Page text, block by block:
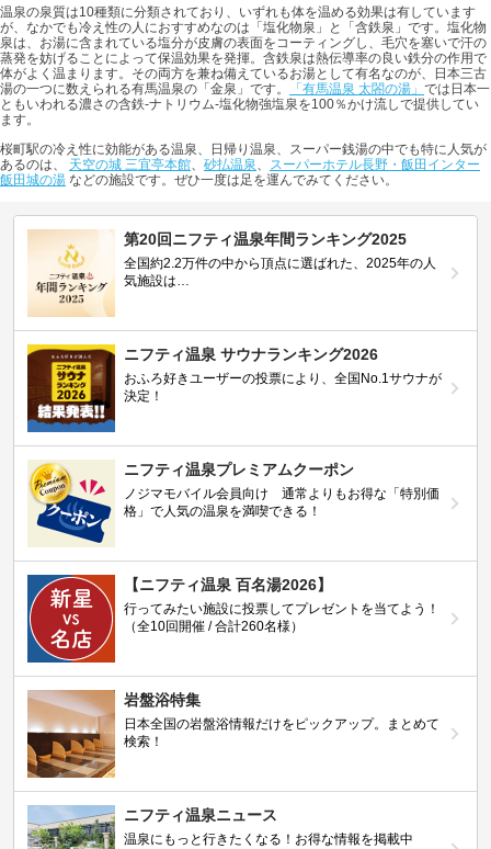
温泉の泉質は10種類に分類されており、いずれも体を温める効果は有しています
が、なかでも冷え性の人におすすめなのは「塩化物泉」と「含鉄泉」です。塩化物
泉は、お湯に含まれている塩分が皮膚の表面をコーティングし、毛穴を塞いで汗の
蒸発を妨げることによって保温効果を発揮。含鉄泉は熱伝導率の良い鉄分の作用で
体がよく温まります。その両方を兼ね備えているお湯として有名なのが、日本三古
湯の一つに数えられる有馬温泉の「金泉」です。
「有馬温泉 太閤の湯」 では日本一
ともいわれる濃さの含鉄-ナトリウム-塩化物強塩泉を100％かけ流しで提供してい
ます。
桜町駅の冷え性に効能がある温泉、日帰り温泉、スーパー銭湯の中でも特に人気が
あるのは、 天空の城 三宜亭本館、 砂払温泉、 スーパーホテル長野・飯田インター
飯田城の湯 などの施設です。ぜひ一度は足を運んでみてください。
第20回ニフティ温泉年間ランキング2025
全国約2.2万件の中から頂点に選ばれた、2025年の人
気施設は…
ニフティ温泉 サウナランキング2026
おふろ好きユーザーの投票により、全国No.1サウナが
決定！
ニフティ温泉プレミアムクーポン
ノジマモバイル会員向け 通常よりもお得な「特別価
格」で人気の温泉を満喫できる！
【ニフティ温泉 百名湯2026】
行ってみたい施設に投票してプレゼントを当てよう！
（全10回開催 / 合計260名様）
岩盤浴特集
日本全国の岩盤浴情報だけをピックアップ。まとめて
検索！
ニフティ温泉ニュース
温泉にもっと行きたくなる！お得な情報を掲載中